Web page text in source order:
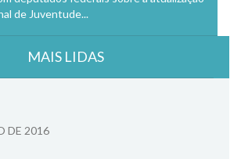
de Juventude...
MAIS LIDAS
DE 2016